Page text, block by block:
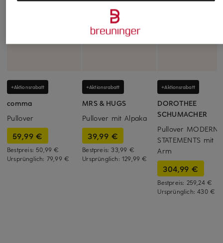
+Aktionsrabatt
comma
Pullover
59,99 €
Bestpreis: 50,99 €
Ursprünglich: 79,99 €
+Aktionsrabatt
MRS & HUGS
Pullover mit Alpaka
39,99 €
Bestpreis:33,99 €
Ursprünglich: 129,99 €
+Aktionsrabatt
DOROTHEE
SCHUMACHER
Pullover MODERN
STATEMENTS mit
Arm
304,99 €
Bestpreis: 259,24 €
Ursprünglich:430 €